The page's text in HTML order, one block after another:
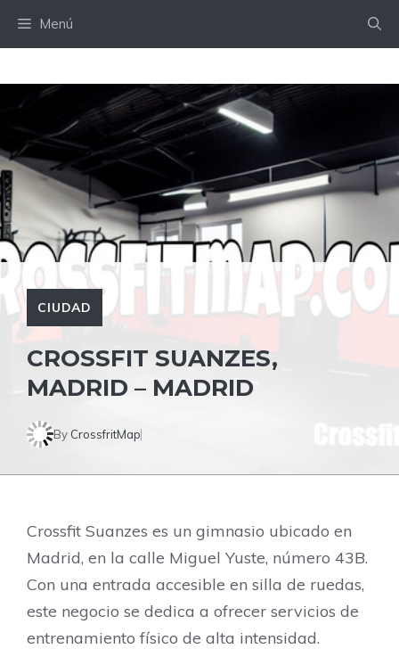
Menú
CIUDAD
CROSSFIT SUANZES,
MADRID – MADRID
By CrossfritMap
Crossfit Suanzes es un gimnasio ubicado en
Madrid, en la calle Miguel Yuste, número 43B.
Con una entrada accesible en silla de ruedas,
este negocio se dedica a ofrecer servicios de
entrenamiento físico de alta intensidad.